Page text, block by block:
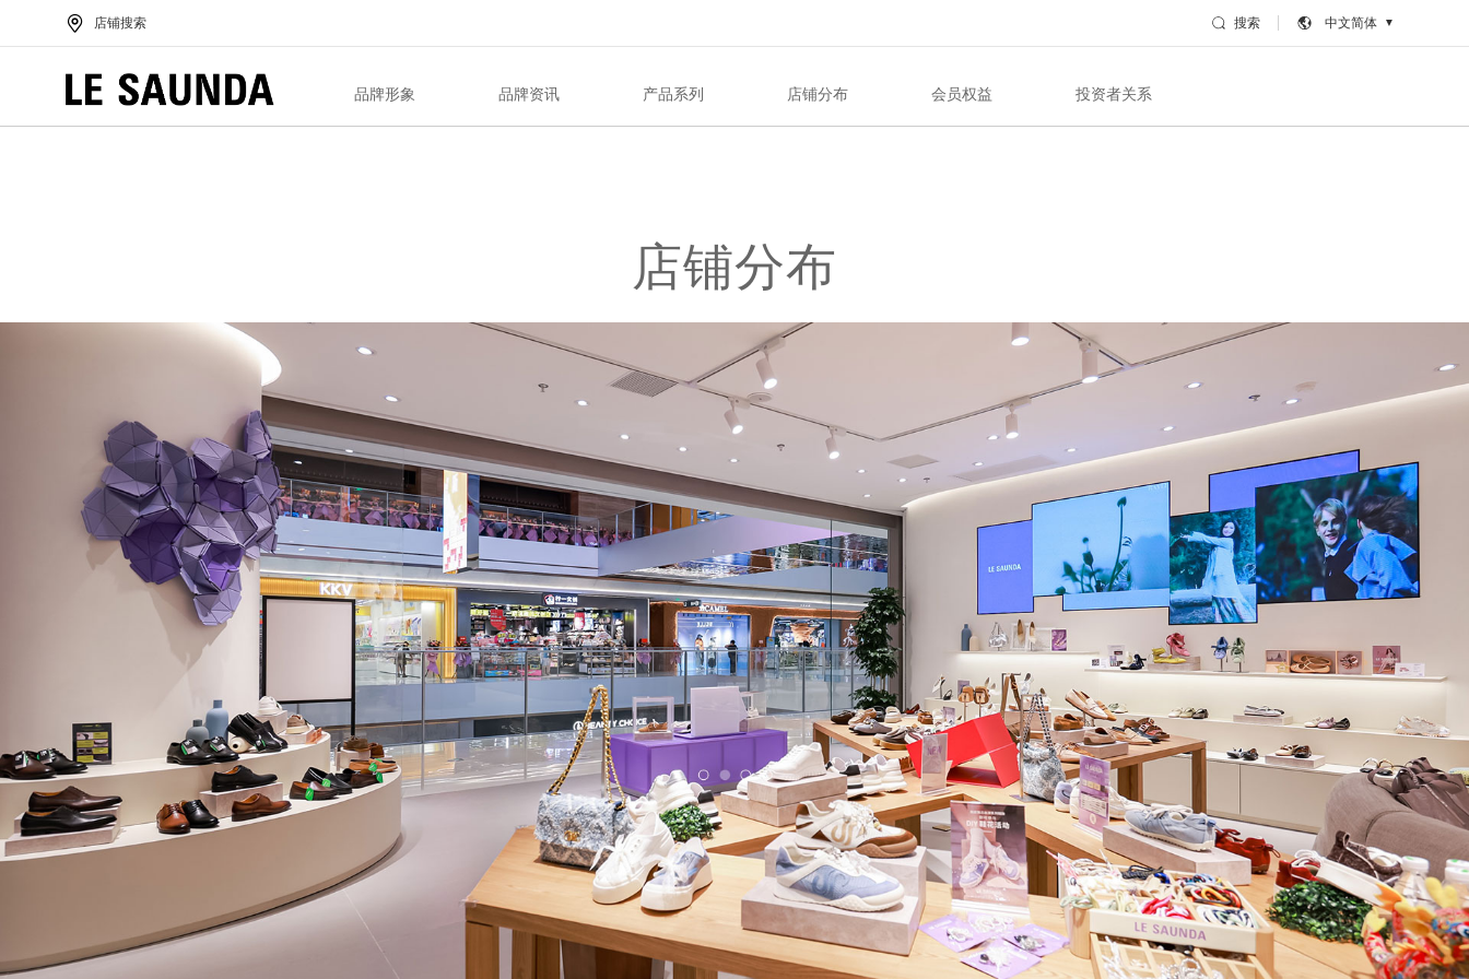
店铺搜索 搜索 中文简体 ▼
品牌形象 品牌资讯 产品系列 店铺分布 会员权益 投资者关系
店铺分布